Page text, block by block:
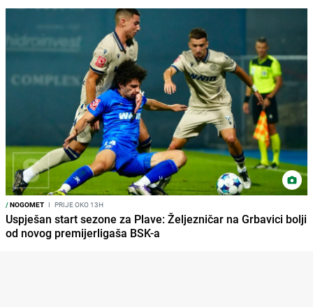
/NOGOMET I PRIJE OKO 13H
Uspješan start sezone za Plave: Željezničar na Grbavici bolji
od novog premijerligaša BSK-a